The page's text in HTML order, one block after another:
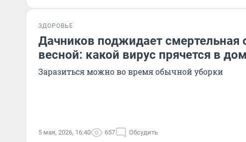
ЗДОРОВЬЕ
Дачников поджидает смертельная
весной: какой вирус прячется в
Заразиться можно во время обычной уборки
5 мая, 2026, 16:40 657 Обсудить